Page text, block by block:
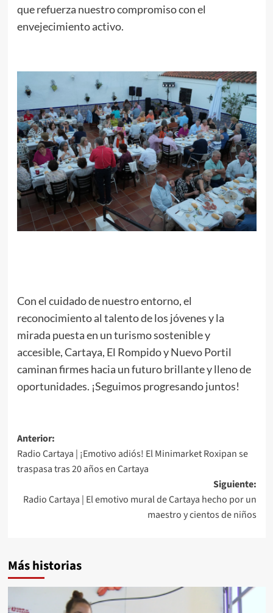
que refuerza nuestro compromiso con el
envejecimiento activo.
Con el cuidado de nuestro entorno, el
reconocimiento al talento de los jóvenes y la
mirada puesta en un turismo sostenible y
accesible, Cartaya, El Rompido y Nuevo Portil
caminan firmes hacia un futuro brillante y lleno de
oportunidades. ¡Seguimos progresando juntos!
Anterior:
Radio Cartaya | ¡Emotivo adiós! El Minimarket Roxipan se
traspasa tras 20 años en Cartaya
Siguiente:
Radio Cartaya | El emotivo mural de Cartaya hecho por un
maestro y cientos de niños
Más historias